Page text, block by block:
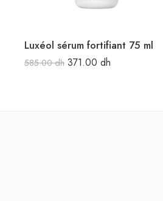
Luxéol sérum fortifiant 75 ml
585.00dh 371.00 dh